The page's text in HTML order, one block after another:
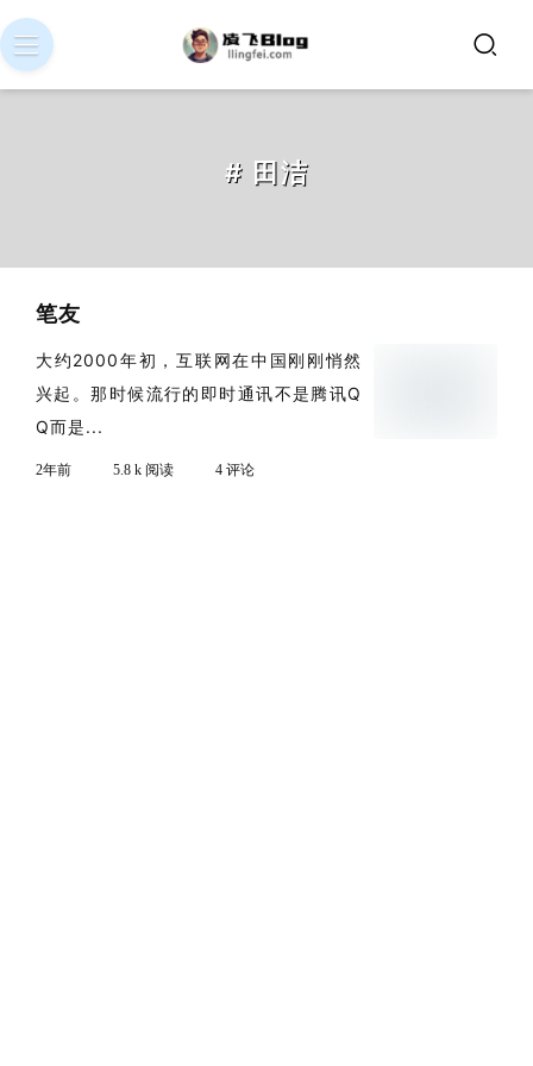
# 田洁
笔友
大约2000年初，互联网在中国刚刚悄然
兴起。那时候流行的即时通讯不是腾讯Q
Q而是...
2年前 5.8 k 阅读 4 评论